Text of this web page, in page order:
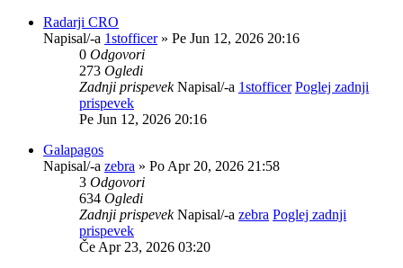
Radarji CRO
Napisal/-a 1stofficer» Pe Jun 12, 2026 20:16
0 Odgovori
273 Ogledi
Zadnji prispevekNapisal/-a 1stofficer Poglej zadnji
prispevek
Pe Jun 12, 2026 20:16
Galapagos
Napisal/-a zebra » Po Apr 20, 2026 21:58
3 Odgovori
634 Ogledi
Zadnji prispevekNapisal/-a zebra Poglej zadnji
prispevek
Če Apr 23, 2026 03:20